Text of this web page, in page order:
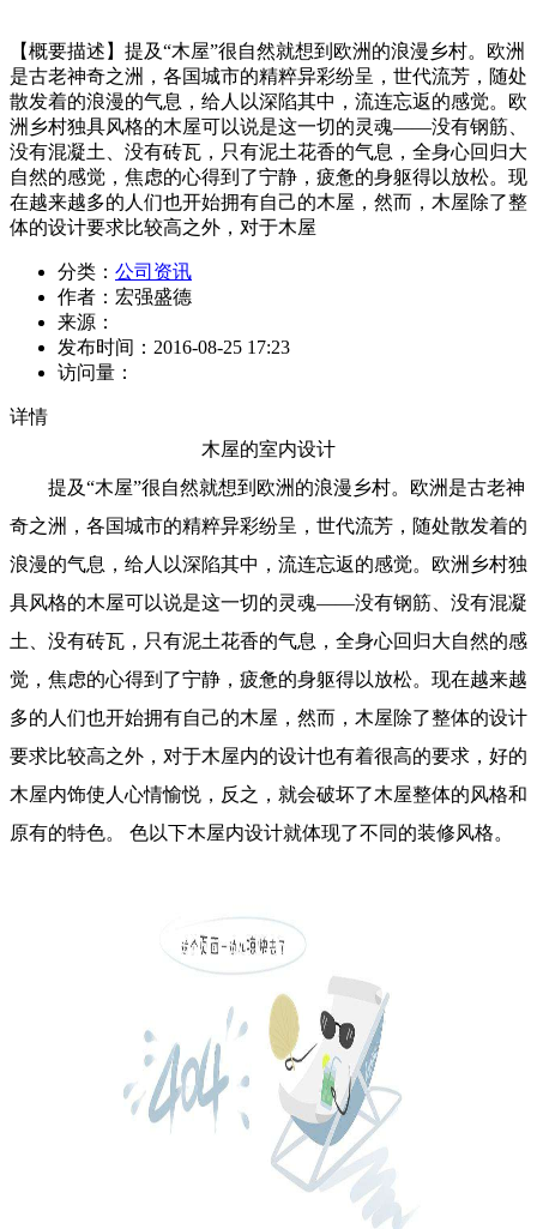
【概要描述】 提及“木屋”很自然就想到欧洲的浪漫乡村。欧洲
是古老神奇之洲，各国城市的精粹异彩纷呈，世代流芳，随处
散发着的浪漫的气息，给人以深陷其中，流连忘返的感觉。欧
洲乡村独具风格的木屋可以说是这一切的灵魂——没有钢筋、
没有混凝土、没有砖瓦，只有泥土花香的气息，全身心回归大
自然的感觉，焦虑的心得到了宁静，疲惫的身躯得以放松。现
在越来越多的人们也开始拥有自己的木屋，然而，木屋除了整
体的设计要求比较高之外，对于木屋
分类： 公司资讯
作者： 宏强盛德
来源：
发布时间： 2016-08-25 17:23
访问量：
详情
木屋的室内设计
提及“木屋”很自然就想到欧洲的浪漫乡村。欧洲是古老神
奇之洲，各国城市的精粹异彩纷呈，世代流芳，随处散发着的
浪漫的气息，给人以深陷其中，流连忘返的感觉。欧洲乡村独
具风格的木屋可以说是这一切的灵魂——没有钢筋、没有混凝
土、没有砖瓦，只有泥土花香的气息，全身心回归大自然的感
觉，焦虑的心得到了宁静，疲惫的身躯得以放松。现在越来越
多的人们也开始拥有自己的木屋，然而，木屋除了整体的设计
要求比较高之外，对于木屋内的设计也有着很高的要求，好的
木屋内饰使人心情愉悦，反之，就会破坏了木屋整体的风格和
原有的特色。 色以下木屋内设计就体现了不同的装修风格。